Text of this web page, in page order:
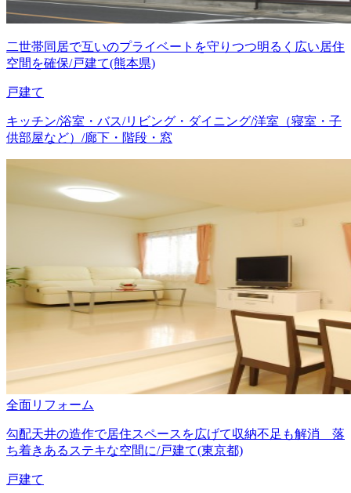
二世帯同居で互いのプライベートを守りつつ明るく広い居住
空間を確保/戸建て(熊本県)
戸建て
キッチン/浴室・バス/リビング・ダイニング/洋室（寝室・子
供部屋など）/廊下・階段・窓
全面リフォーム
勾配天井の造作で居住スペースを広げて収納不足も解消 落
ち着きあるステキな空間に/戸建て(東京都)
戸建て